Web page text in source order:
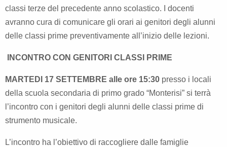
classi terze del precedente anno scolastico. I docenti
avranno cura di comunicare gli orari ai genitori degli alunni
delle classi prime preventivamente all’inizio delle lezioni.
INCONTRO CON GENITORI CLASSI PRIME
MARTEDI 17 SETTEMBRE alle ore 15:30 presso i locali
della scuola secondaria di primo grado “Monterisi” si terrà
l’incontro con i genitori degli alunni delle classi prime di
strumento musicale.
L’incontro ha l’obiettivo di raccogliere dalle famiglie